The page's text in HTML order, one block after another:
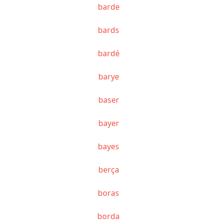
barde
bards
bardé
barye
baser
bayer
bayes
berça
boras
borda